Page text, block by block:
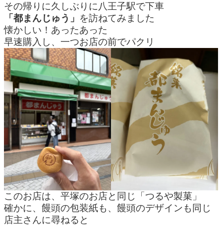
その帰りに久しぶりに八王子駅で下車
「都まんじゅう」 を訪ねてみました
懐かしい！あったあった
早速購入し、一つお店の前でパクリ
このお店は、平塚のお店と同じ「つるや製菓」
確かに、饅頭の包装紙も、饅頭のデザインも同じ
店主さんに尋ねると